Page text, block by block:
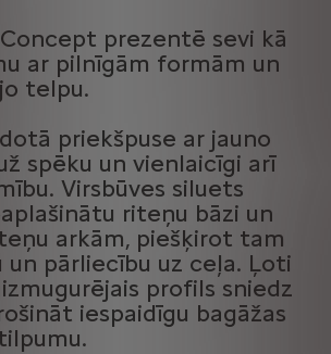
prezentē sevi kā
ar pilnīgām formām un
telpu.
priekšpuse ar jauno
spēku un vienlaicīgi arī
Virsbūves siluets
riteņu bāzi un
arkām, piešķirot tam
un pārliecību uz ceļa. Ļoti
profils sniedz
iespaidīgu bagāžas